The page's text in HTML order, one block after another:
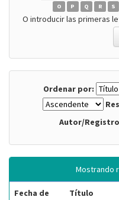
O
P Q R S
O introducir las primeras
Ordenar por:
Autor/
Mostrando
Fecha de
Título